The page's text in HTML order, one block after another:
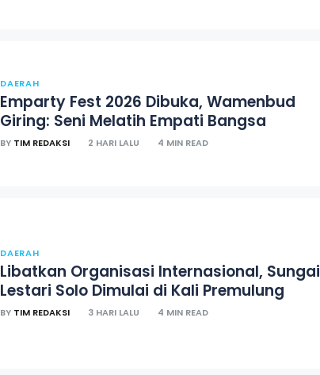
DAERAH
Emparty Fest 2026 Dibuka, Wamenbud
Giring: Seni Melatih Empati Bangsa
BY TIM REDAKSI 2 HARI LALU 4 MIN READ
DAERAH
Libatkan Organisasi Internasional, Sungai
Lestari Solo Dimulai di Kali Premulung
BY TIM REDAKSI 3 HARI LALU 4 MIN READ